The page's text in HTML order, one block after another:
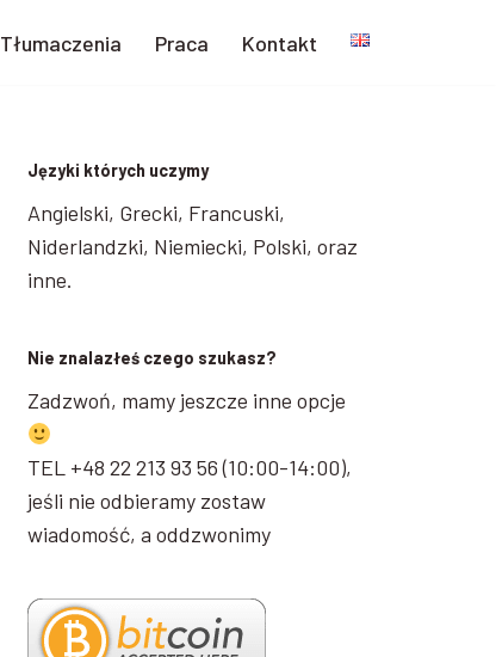
Tłumaczenia Praca Kontakt
Języki których uczymy
Angielski, Grecki, Francuski,
Niderlandzki, Niemiecki, Polski, oraz
inne.
Nie znalazłeś czego szukasz?
Zadzwoń, mamy jeszcze inne opcje
TEL +48 22 213 93 56 (10:00-14:00),
jeśli nie odbieramy zostaw
wiadomość, a oddzwonimy